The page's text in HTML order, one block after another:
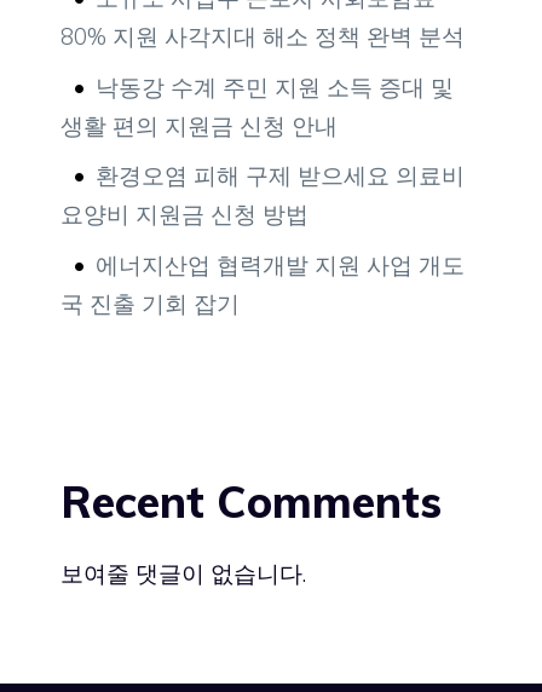
80% 지원 사각지대 해소 정책 완벽 분석
낙동강 수계 주민 지원 소득 증대 및
생활 편의 지원금 신청 안내
환경오염 피해 구제 받으세요 의료비
요양비 지원금 신청 방법
에너지산업 협력개발 지원 사업 개도
국 진출 기회 잡기
Recent Comments
보여줄 댓글이 없습니다.